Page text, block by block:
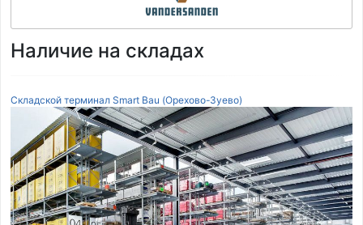
Наличие на складах
Складской терминал Smart Bau (Орехово-Зуево)